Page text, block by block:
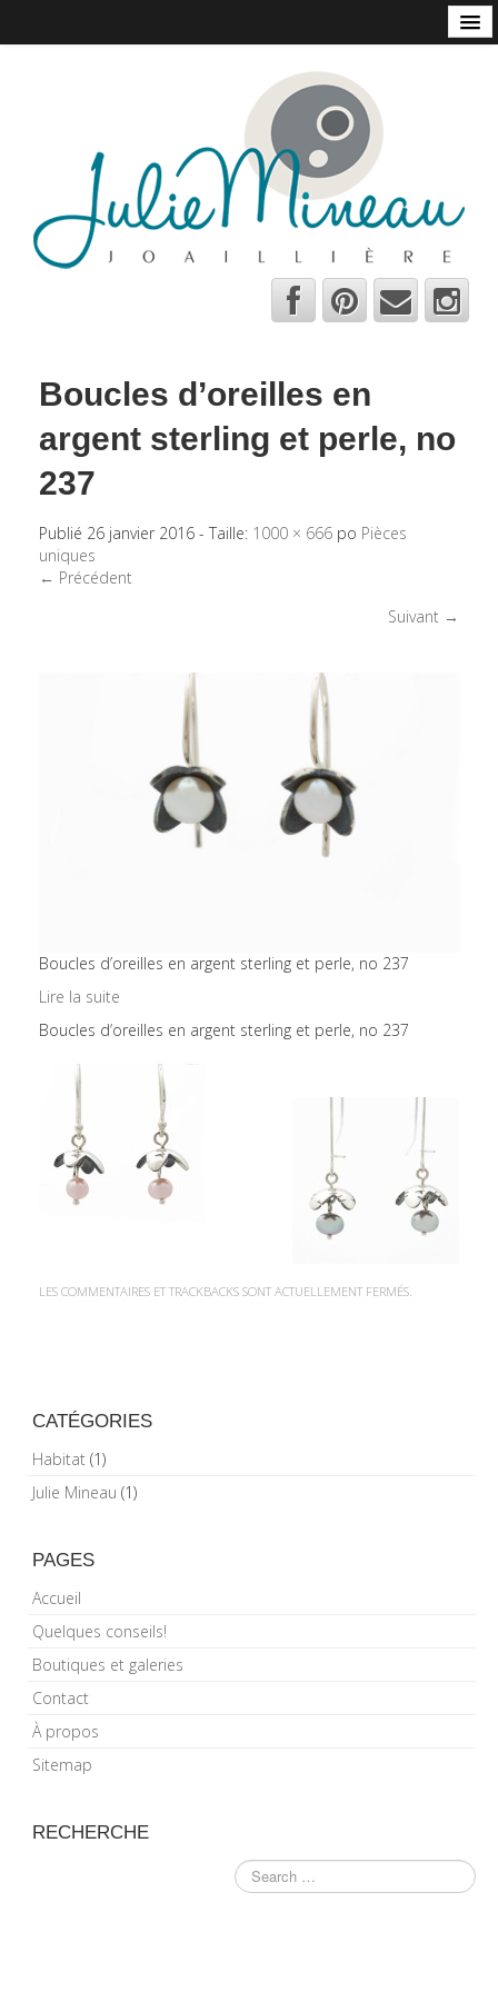
Points de vente
Contact
Boucles d’oreilles en
argent sterling et perle, no
237
Publié 26 janvier 2016 - Taille: 1000 × 666 po Pièces
uniques
← Précédent
Suivant →
Boucles d’oreilles en argent sterling et perle, no 237
Lire la suite
Boucles d’oreilles en argent sterling et perle, no 237
LES COMMENTAIRES ET TRACKBACKS SONT ACTUELLEMENT FERMÉS.
CATÉGORIES
Habitat (1)
Julie Mineau (1)
PAGES
Accueil
Quelques conseils!
Boutiques et galeries
Contact
À propos
Sitemap
RECHERCHE